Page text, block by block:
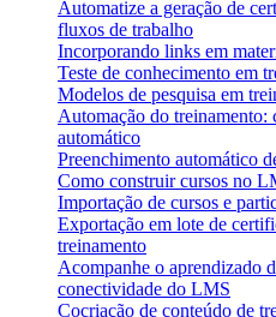
Automatize a geração de
fluxos de trabalho
Incorporando links em
Teste de conhecimento em
Modelos de pesquisa em
Automação do treinamento:
automático
Preenchimento automático
Como construir cursos no
Importação de cursos e
Exportação em lote de
treinamento
Acompanhe o aprendizado
conectividade do LMS
Cocriação de conteúdo de